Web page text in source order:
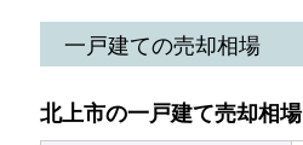
一戸建ての売却相場
北上市の一戸建て売却相場